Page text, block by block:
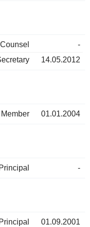
-
14.05.2012
01.01.2004
-
01.09.2001